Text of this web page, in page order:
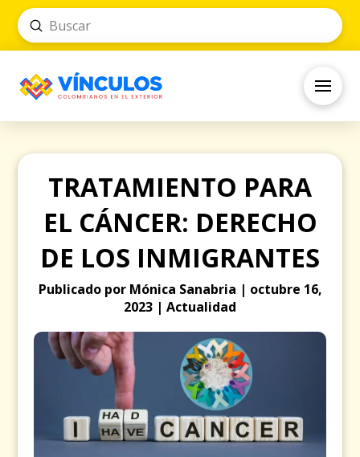
Search
Submit
TRATAMIENTO PARA
EL CÁNCER: DERECHO
DE LOS INMIGRANTES
Publicado por Mónica Sanabria | octubre 16,
2023 | Actualidad